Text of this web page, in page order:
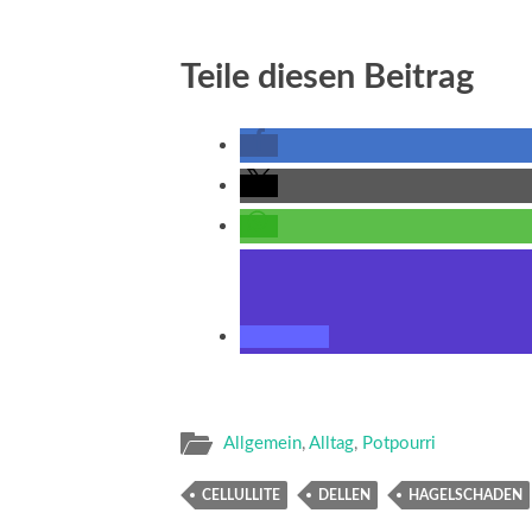
Teile diesen Beitrag
Allgemein, Alltag, Potpourri
CELLULLITE DELLEN HAGELSCHADEN